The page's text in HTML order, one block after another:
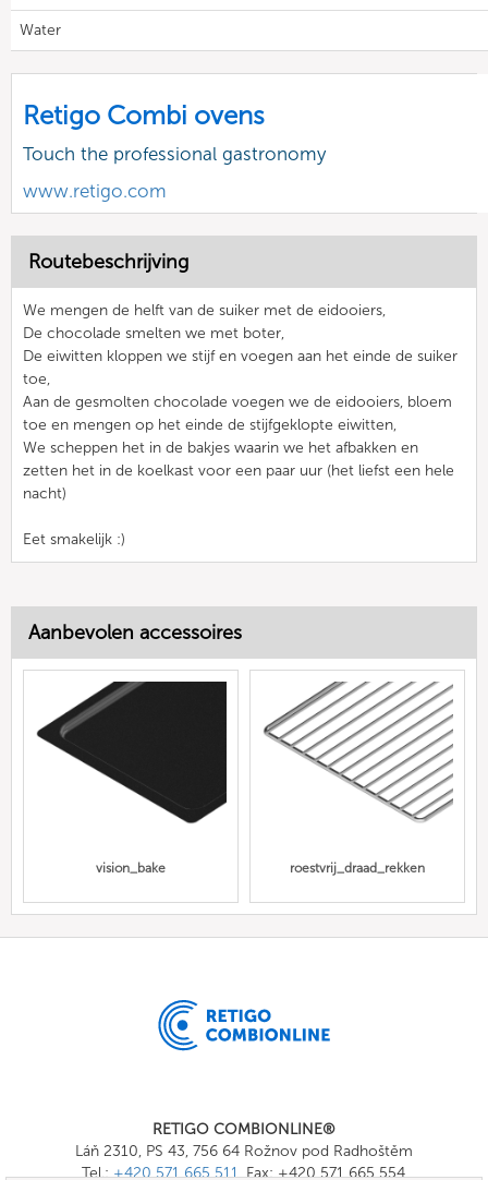
Water
Retigo Combi ovens
Touch the professional gastronomy
www.retigo.com
Routebeschrijving
We mengen de helft van de suiker met de eidooiers,
De chocolade smelten we met boter,
De eiwitten kloppen we stijf en voegen aan het einde de suiker
toe,
Aan de gesmolten chocolade voegen we de eidooiers, bloem
toe en mengen op het einde de stijfgeklopte eiwitten,
We scheppen het in de bakjes waarin we het afbakken en
zetten het in de koelkast voor een paar uur (het liefst een hele
nacht)
Eet smakelijk :)
Aanbevolen accessoires
vision_bake roestvrij_draad_rekken
RETIGO COMBIONLINE®
Láň 2310, PS 43, 756 64 Rožnov pod Radhoštěm
Tel.:+420 571 665 511, Fax: +420 571 665 554